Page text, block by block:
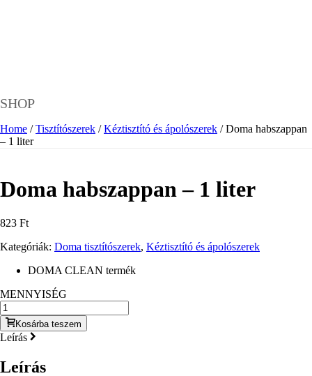
SHOP
Home /Tisztítószerek /Kéztisztító és ápolószerek / Doma habszappan
– 1 liter
Doma habszappan – 1 liter
823 Ft
Kategóriák: Doma tisztítószerek, Kéztisztító és ápolószerek
DOMA CLEAN termék
MENNYISÉG
Kosárba teszem
Leírás
Leírás